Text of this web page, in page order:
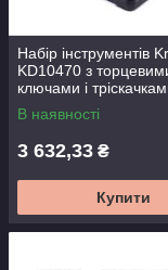
Набір інструментів
KD10470 з
ключами і
В наявності
3 632,33 ₴
Купити